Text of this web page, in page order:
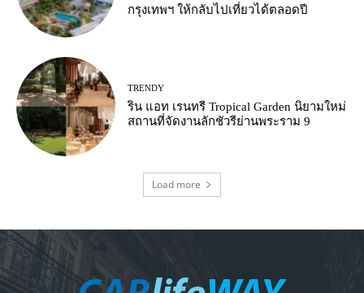
กรุงเทพฯ ให้กลับไปเที่ยวได้ตลอดปี
TRENDY
ริน แอท เรนทรี Tropical Garden นิยามใหม่
สถานที่จัดงานลักชัวรีย่านพระราม 9
Load more